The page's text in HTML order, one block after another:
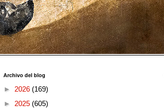
Archivo del blog
► 2026 (169)
► 2025 (605)